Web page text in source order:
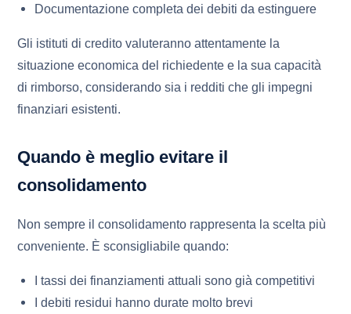
Documentazione completa dei debiti da estinguere
Gli istituti di credito valuteranno attentamente la
situazione economica del richiedente e la sua capacità
di rimborso, considerando sia i redditi che gli impegni
finanziari esistenti.
Quando è meglio evitare il
consolidamento
Non sempre il consolidamento rappresenta la scelta più
conveniente. È sconsigliabile quando:
I tassi dei finanziamenti attuali sono già competitivi
I debiti residui hanno durate molto brevi